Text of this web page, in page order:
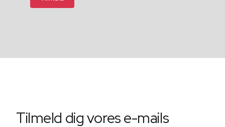
Tilmeld dig vores e-mails